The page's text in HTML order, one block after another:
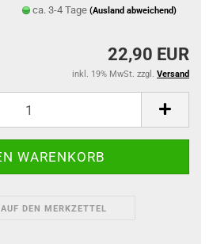
ca. 3-4 Tage (Ausland abweichend)
22,90 EUR
inkl. 19% MwSt. zzgl. Versand
AUF DEN MERKZETTEL